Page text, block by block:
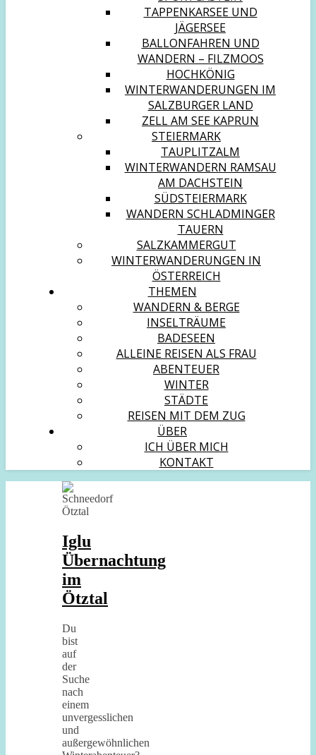
TAPPENKARSEE UND
JÄGERSEE
BALLONFAHREN UND
WANDERN – FILZMOOS
HOCHKÖNIG
WINTERWANDERUNGEN IM
SALZBURGER LAND
ZELL AM SEE KAPRUN
STEIERMARK
TAUPLITZALM
WINTERWANDERN RAMSAU
AM DACHSTEIN
SÜDSTEIERMARK
WANDERN SCHLADMINGER
TAUERN
SALZKAMMERGUT
WINTERWANDERUNGEN IN
ÖSTERREICH
THEMEN
WANDERN & BERGE
INSELTRÄUME
BADESEEN
ALLEINE REISEN ALS FRAU
ABENTEUER
WINTER
STÄDTE
REISEN MIT DEM ZUG
ÜBER
ICH ÜBER MICH
KONTAKT
Iglu
Übernachtung
im
Ötztal
Du
bist
auf
der
Suche
nach
einem
unvergesslichen
und
außergewöhnlichen